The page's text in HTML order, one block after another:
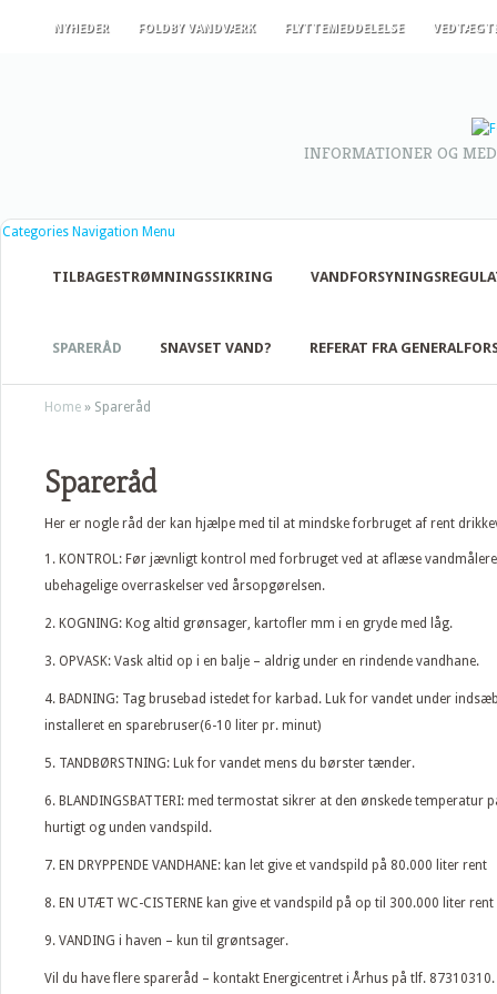
NYHEDER FOLDBY VANDVÆRK FLYTTEMEDDELELSE
INFORMATIONER OG
Categories Navigation Menu
TILBAGESTRØMNINGSSIKRING
SPARERÅD SNAVSET VAND? REFERAT FRA
Home » Spareråd
Spareråd
Her er nogle råd der kan hjælpe med til at mindske forbruget af rent
1. KONTROL: Før jævnligt kontrol med forbruget ved at aflæse
ubehagelige overraskelser ved årsopgørelsen.
2. KOGNING: Kog altid grønsager, kartofler mm i en gryde med låg.
3. OPVASK: Vask altid op i en balje – aldrig under en rindende vandhane.
4. BADNING: Tag brusebad istedet for karbad. Luk for vandet under
installeret en sparebruser(6-10 liter pr. minut)
5. TANDBØRSTNING: Luk for vandet mens du børster tænder.
6. BLANDINGSBATTERI: med termostat sikrer at den ønskede
hurtigt og unden vandspild.
7. EN DRYPPENDE VANDHANE: kan let give et vandspild på 80.000 liter
8. EN UTÆT WC-CISTERNE kan give et vandspild på op til 300.000 liter
9. VANDING i haven – kun til grøntsager.
Vil du have flere spareråd – kontakt Energicentret i Århus på tlf. 87310310.